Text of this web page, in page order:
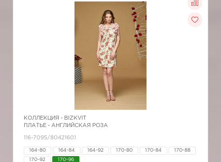
КОЛЛЕКЦИЯ - BIZKVIT
ПЛАТЬЕ - АНГЛИЙСКАЯ РОЗА
116-7095/80421601
164-80 164-84 164-92 170-80 170-84 170-88
170-92 170-96